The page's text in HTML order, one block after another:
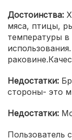
Достоинства:
мяса, птицы,
температуры в
Недостатки:
стороны- это
Недостатки:
Пользователь